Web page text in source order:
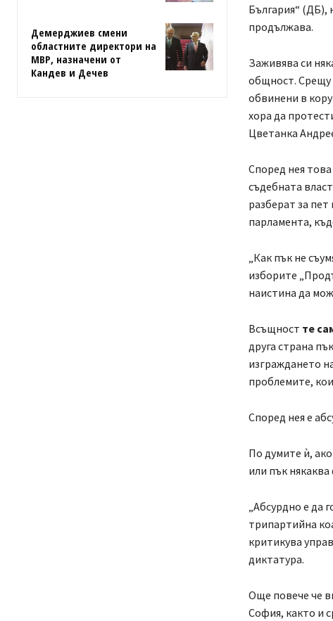
Демерджиев смени
областните директори на
МВР, назначени от
Кандев и Дечев
България“ (ДБ),
продължава.
Заживява си
общност. Срещу
обвинени в
хора да
Цветанка
Според нея
съдебната
разберат за
парламента,
„Как пък не
изборите
наистина да
Всъщност те
друга страна
изграждането
проблемите,
Според нея е
По думите ѝ,
или пък
„Абсурдно е да
трипартийна
критикува
диктатура.
Още повече че
София, както и